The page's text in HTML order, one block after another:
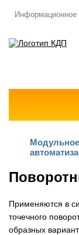
Применяются в
точечного
образных